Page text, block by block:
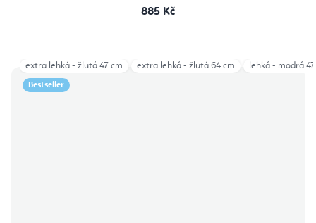
885 Kč
Bestseller
extra lehká - žlutá 47 cm extra lehká - žlutá 64 cm lehká - modrá